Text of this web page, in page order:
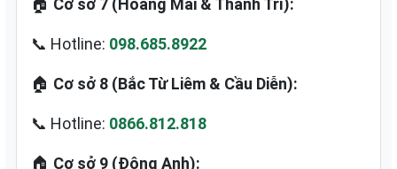
📞 Hotline: 098.685.8922
🏠 Cơ sở 8 (Bắc Từ Liêm & Cầu Diễn):
📞 Hotline: 0866.812.818
🏠 Cơ sở 9 (Đông Anh):